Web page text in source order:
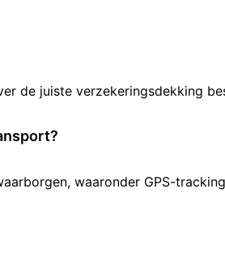
de juiste verzekeringsdekking
waaronder GPS-